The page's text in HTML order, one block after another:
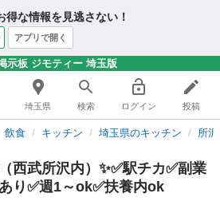
得な情報を見逃さない！
アプリで開く
示板 ジモティー 埼玉版
埼玉県 検索 ログイン 投稿
飲食 キッチン 埼玉県のキッチン 所
西武所沢内）✨✅駅チカ✅副業
り✅週1～ok✅扶養内ok